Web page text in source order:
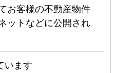
お客様の不動産物件
ットなどに公開され
います